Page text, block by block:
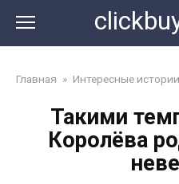
контенту
Главная » Интересные истории
Такими
Королёва